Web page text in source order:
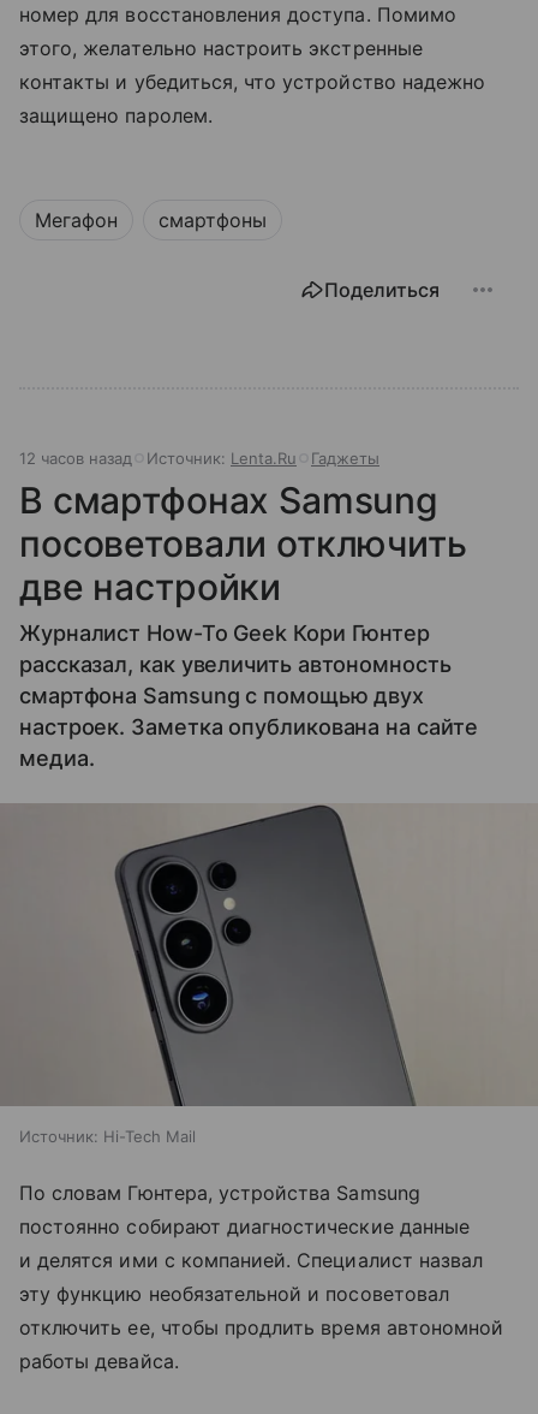
номер для восстановления доступа. Помимо
этого, желательно настроить экстренные
контакты и убедиться, что устройство надежно
защищено паролем.
Мегафон смартфоны
Поделиться
12 часов назад Источник: Lenta.Ru Гаджеты
В смартфонах Samsung
посоветовали отключить
две настройки
Журналист How-To Geek Кори Гюнтер
рассказал, как увеличить автономность
смартфона Samsung с помощью двух
настроек. Заметка опубликована на сайте
медиа.
Источник: Hi-Tech Mail
По словам Гюнтера, устройства Samsung
постоянно собирают диагностические данные
и делятся ими с компанией. Специалист назвал
эту функцию необязательной и посоветовал
отключить ее, чтобы продлить время автономной
работы девайса.